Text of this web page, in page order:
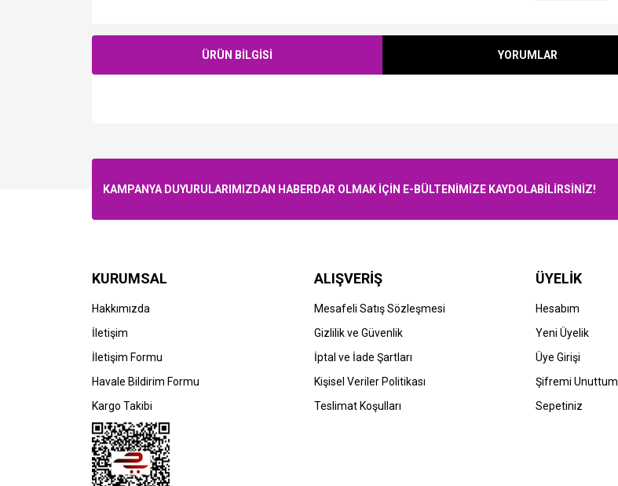
ÜRÜN BİLGİSİ YORUMLAR
KAMPANYA DUYURULARIMIZDAN HABERDAR OLMAK İÇİN E-BÜLTENİMİZE KAYDOLABİLİRSİNİZ!
KURUMSAL
Hakkımızda
İletişim
İletişim Formu
Havale Bildirim Formu
Kargo Takibi
ALIŞVERİŞ
Mesafeli Satış Sözleşmesi
Gizlilik ve Güvenlik
İptal ve İade Şartları
Kişisel Veriler Politikası
Teslimat Koşulları
ÜYELİK
Hesabım
Yeni Üyelik
Üye Girişi
Şifremi Unuttum
Sepetiniz